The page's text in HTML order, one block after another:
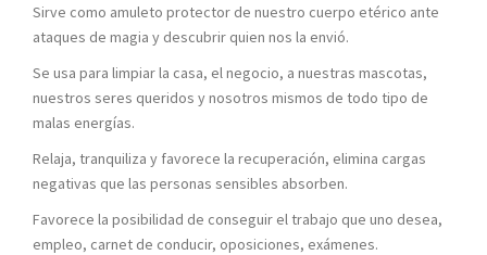
Sirve como amuleto protector de nuestro cuerpo etérico ante
ataques de magia y descubrir quien nos la envió.
Se usa para limpiar la casa, el negocio, a nuestras mascotas,
nuestros seres queridos y nosotros mismos de todo tipo de
malas energías.
Relaja, tranquiliza y favorece la recuperación, elimina cargas
negativas que las personas sensibles absorben.
Favorece la posibilidad de conseguir el trabajo que uno desea,
empleo, carnet de conducir, oposiciones, exámenes.